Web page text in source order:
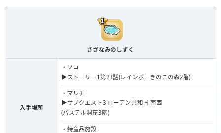
さざなみのしずく
入手場所
・ソロ
▶︎ストーリー1第23話(レインボーきのこの森2階)
・マルチ
▶︎サブクエスト3 ローデン共和国 南西
(パステル洞窟3階)
・特産品施設